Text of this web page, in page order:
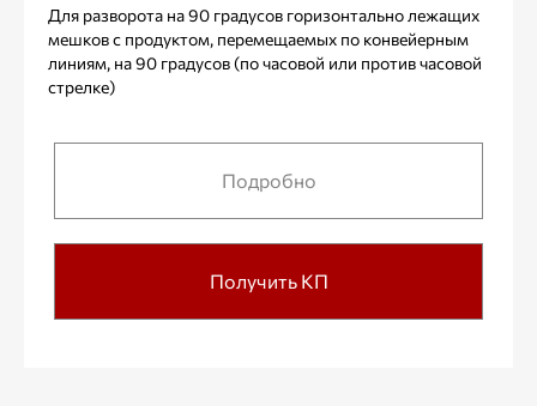
Для разворота на 90 градусов горизонтально лежащих
мешков с продуктом, перемещаемых по конвейерным
линиям, на 90 градусов (по часовой или против часовой
стрелке)
Подробно
Получить КП